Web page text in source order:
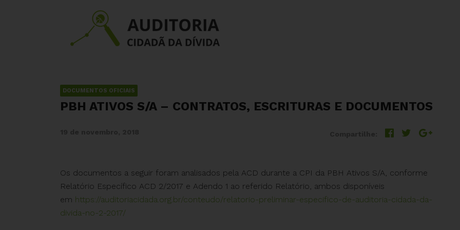
DOCUMENTOS OFICIAIS
PBH ATIVOS S/A – CONTRATOS, ESCRITURAS E DOCUMENTOS
Os documentos a seguir foram analisados pela ACD durante a CPI da PBH Ativos S/A, conforme
Relatório Específico ACD 2/2017 e Adendo 1 ao referido Relatório, ambos disponíveis
em https://auditoriacidada.org.br/conteudo/relatorio-preliminar-especifico-de-auditoria-cidada-da-
divida-no-2-2017/